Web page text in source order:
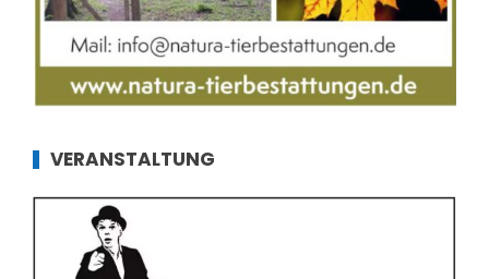
VERANSTALTUNG